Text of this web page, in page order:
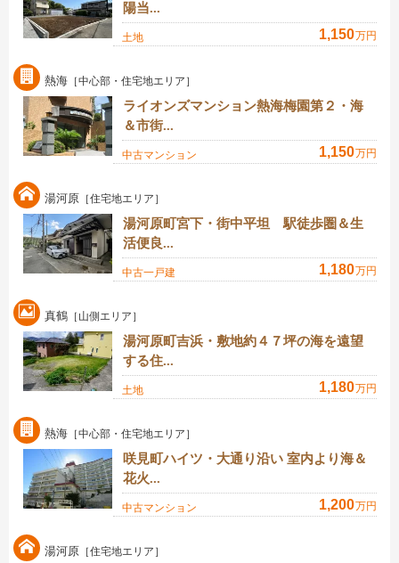
陽当...
土地 1,150万円
熱海 ［中心部・住宅地エリア］
ライオンズマンション熱海梅園第２・海
＆市街...
中古マンション 1,150万円
湯河原 ［住宅地エリア］
湯河原町宮下・街中平坦 駅徒歩圏＆生
活便良...
中古一戸建 1,180万円
真鶴 ［山側エリア］
湯河原町吉浜・敷地約４７坪の海を遠望
する住...
土地 1,180万円
熱海 ［中心部・住宅地エリア］
咲見町ハイツ・大通り沿い 室内より海＆
花火...
中古マンション 1,200万円
湯河原 ［住宅地エリア］